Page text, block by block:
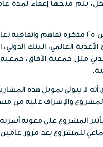
يتم منحها إعفاء لمدة
وكشفت عن ارتباط صندوق المعونة
العالمي، البنك الدولي،
جمعية الآفاق، جمعية
لا يتولى تمويل هذه
المشروع والإشراف عليه من
المشروع على معونة
للمشروع بعد مرور